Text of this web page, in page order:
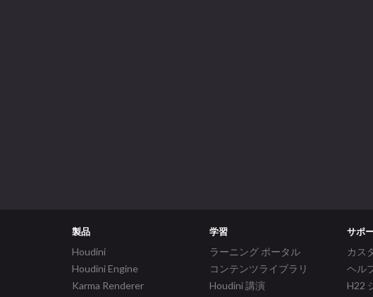
製品
Houdini
Houdini Engine
Karma Renderer
学習
ラーニング ポータル
コンテンツライブラリ
Houdini 講演
サポ
カス
ヘル
H22